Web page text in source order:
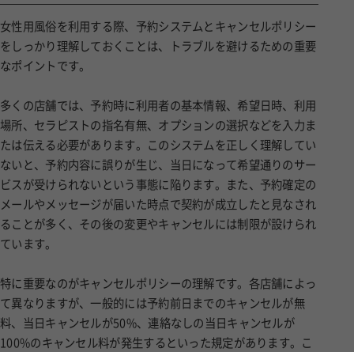
女性用風俗を利用する際、予約システムとキャンセルポリシー
をしっかり理解しておくことは、トラブルを避けるための重要
なポイントです。
多くの店舗では、予約時に利用者の基本情報、希望日時、利用
場所、セラピストの指名有無、オプションの選択などを入力ま
たは伝える必要があります。このシステムを正しく理解してい
ないと、予約内容に誤りが生じ、当日になって希望通りのサー
ビスが受けられないという事態に陥ります。また、予約確定の
メールやメッセージが届いた時点で契約が成立したと見なされ
ることが多く、その後の変更やキャンセルには制限が設けられ
ています。
特に重要なのがキャンセルポリシーの理解です。各店舗によっ
て異なりますが、一般的には予約前日までのキャンセルが無
料、当日キャンセルが50%、連絡なしの当日キャンセルが
100%のキャンセル料が発生するといった規定があります。こ